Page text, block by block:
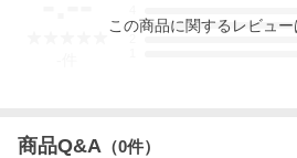
3
この商品に関するレビュ
商品Q&A （0件）